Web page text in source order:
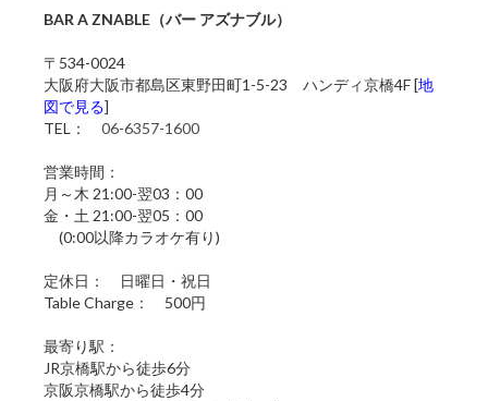
BAR A ZNABLE（バー アズナブル）
〒534-0024
大阪府大阪市都島区東野田町1-5-23 ハンディ京橋4F [地
図で見る]
TEL： 06-6357-1600
営業時間：
月～木 21:00-翌03：00
金・土 21:00-翌05：00
(0:00以降カラオケ有り)
定休日： 日曜日・祝日
Table Charge： 500円
最寄り駅：
JR京橋駅から徒歩6分
京阪京橋駅から徒歩4分